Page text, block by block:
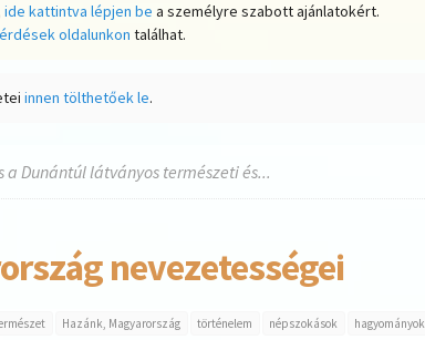
ide kattintva lépjen be a személyre szabott ajánlatokért.
oldalunkon találhat.
innen tölthetőek le.
Dunántúl látványos természeti és...
nevezetességei
Hazánk, Magyarország történelem népszokások
hagyományok